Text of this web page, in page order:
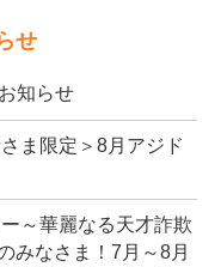
せ
知らせ
ま限定＞8月アジド
～華麗なる天才詐欺
みなさま！7月～8月